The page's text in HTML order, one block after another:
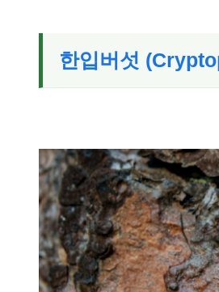
한입버섯